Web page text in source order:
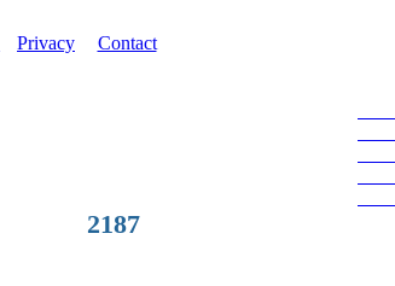
Privacy Contact
2187